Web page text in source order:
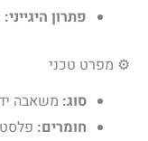
פתרון היגייני:
⚙️ מפרט טכני
סוג: משאבה
חומרים: